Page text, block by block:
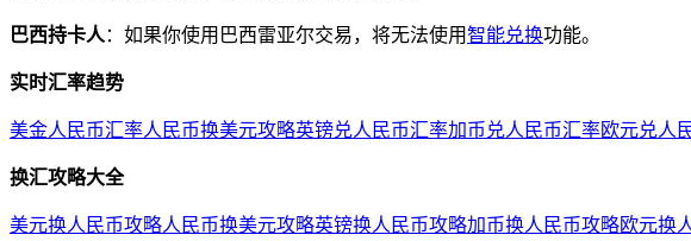
巴西持卡人：如果你使用巴西雷亚尔交易，将无法使用智能兑换功能。
实时汇率趋势
美金人民币汇率人民币换美元攻略英镑兑人民币汇率加币兑人民币汇率欧元兑人
换汇攻略大全
美元换人民币攻略人民币换美元攻略英镑换人民币攻略加币换人民币攻略欧元换